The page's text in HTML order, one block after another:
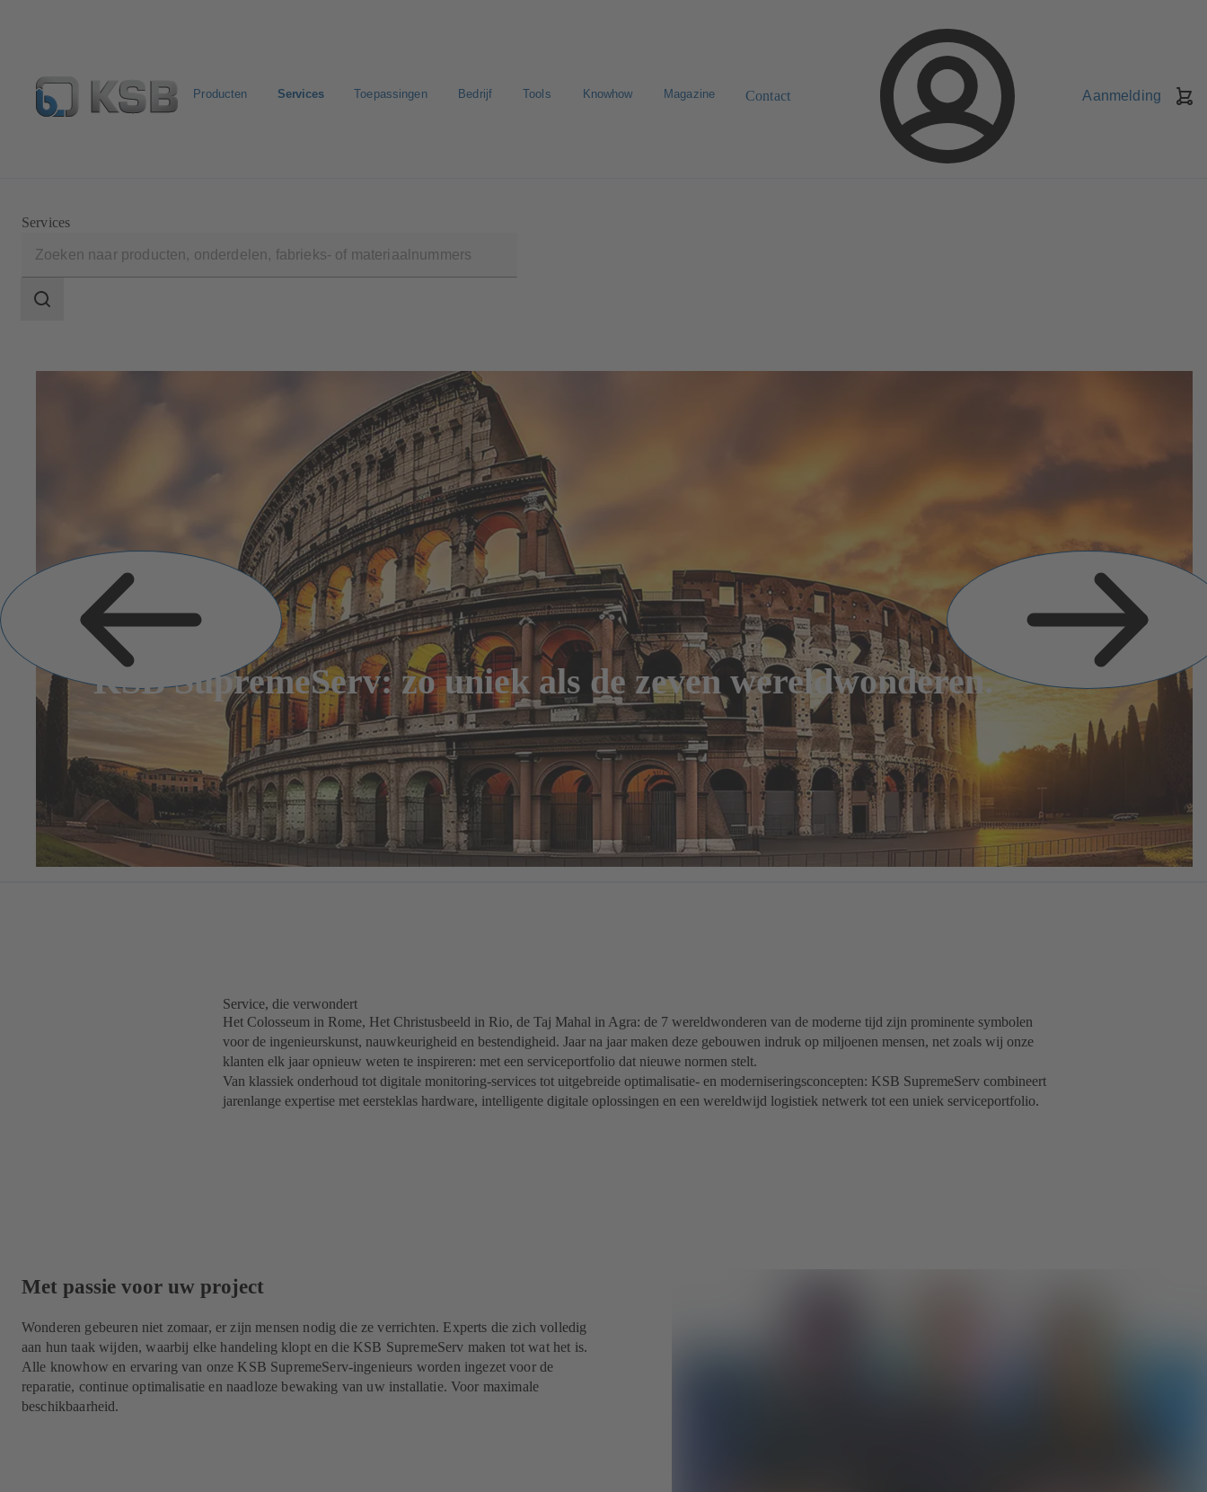
Producten Services Toepassingen Bedrijf Tools Knowhow Magazine Contact Aanmelding
Services
Zoekgebied
KSB SupremeServ: zo uniek als de zeven wereldwonderen.
Service, die verwondert
Het Colosseum in Rome, Het Christusbeeld in Rio, de Taj Mahal in Agra: de 7 wereldwonderen van de moderne tijd zijn prominente symbolen
voor de ingenieurskunst, nauwkeurigheid en bestendigheid. Jaar na jaar maken deze gebouwen indruk op miljoenen mensen, net zoals wij onze
klanten elk jaar opnieuw weten te inspireren: met een serviceportfolio dat nieuwe normen stelt.
Van klassiek onderhoud tot digitale monitoring-services tot uitgebreide optimalisatie- en moderniseringsconcepten: KSB SupremeServ combineert
jarenlange expertise met eersteklas hardware, intelligente digitale oplossingen en een wereldwijd logistiek netwerk tot een uniek serviceportfolio.
Met passie voor uw project
Wonderen gebeuren niet zomaar, er zijn mensen nodig die ze verrichten. Experts die zich volledig
aan hun taak wijden, waarbij elke handeling klopt en die KSB SupremeServ maken tot wat het is.
Alle knowhow en ervaring van onze KSB SupremeServ-ingenieurs worden ingezet voor de
reparatie, continue optimalisatie en naadloze bewaking van uw installatie. Voor maximale
beschikbaarheid.